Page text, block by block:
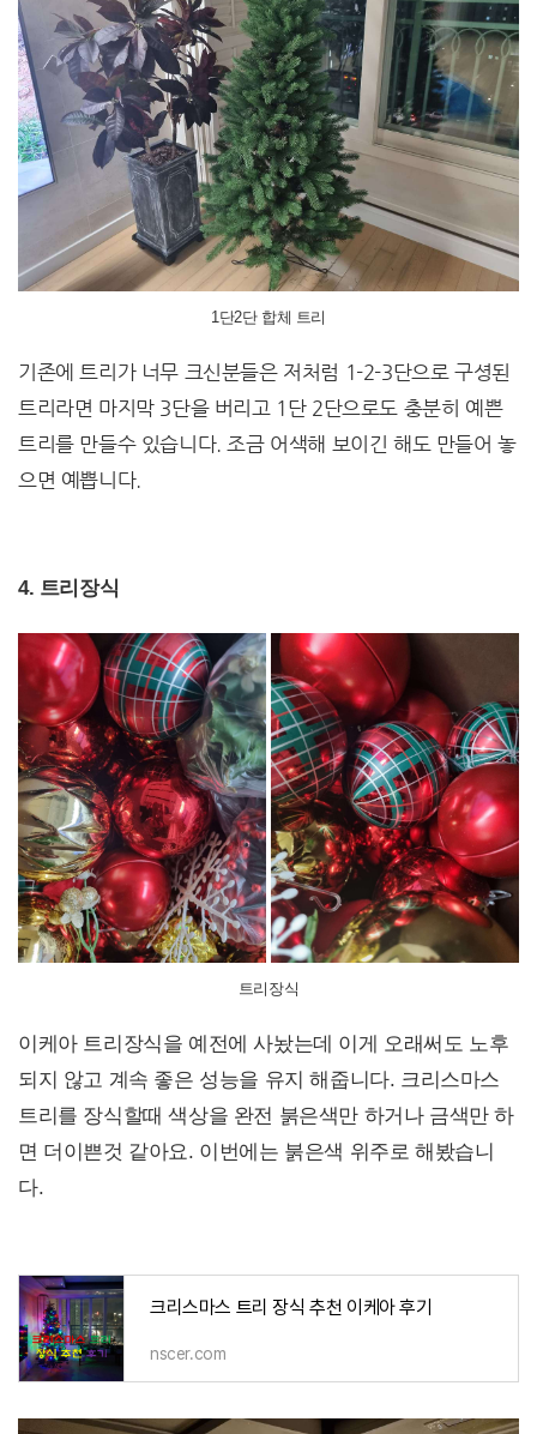
1단2단 합체 트리
기존에 트리가 너무 크신분들은 저처럼 1-2-3단으로 구셩된
트리라면 마지막 3단을 버리고 1단 2단으로도 충분히 예쁜
트리를 만들수 있습니다. 조금 어색해 보이긴 해도 만들어 놓
으면 예쁩니다.
4. 트리장식
트리장식
이케아 트리장식을 예전에 사놨는데 이게 오래써도 노후
되지 않고 계속 좋은 성능을 유지 해줍니다. 크리스마스
트리를 장식할때 색상을 완전 붉은색만 하거나 금색만 하
면 더이쁜것 같아요. 이번에는 붉은색 위주로 해봤습니
다.
크리스마스 트리 장식 추천 이케아 후기
nscer.com